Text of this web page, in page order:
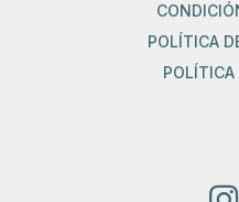
POLÍTICA
POLÍTICA